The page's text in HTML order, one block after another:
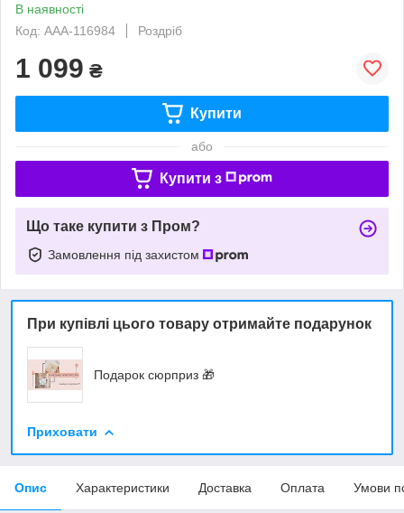
В наявності
Код: AAA-116984
Роздріб
1 099 ₴
Купити
або
Купити з
Що таке купити з Пром?
Замовлення під захистом
При купівлі цього товару отримайте подарунок
Подарок сюрприз 🎁
Приховати
Опис Характеристики Доставка Оплата Умови